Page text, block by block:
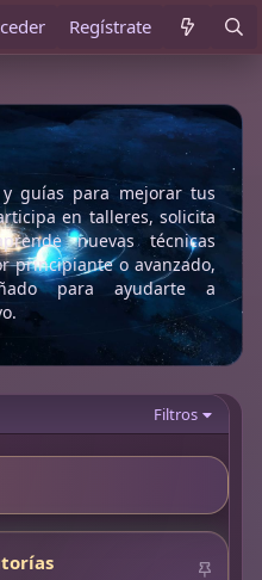
Regístrate
guías para mejorar tus
en talleres, solicita
nuevas técnicas
principiante o avanzado,
para ayudarte a
Filtros
A